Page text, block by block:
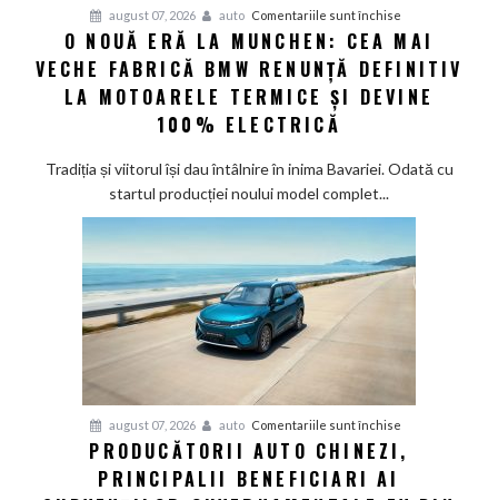
noi
august 07, 2026 auto Comentariile sunt închise
O
nouă
eră
Cea
BMW
renunță
și
100%
O NOUĂ ERĂ LA MUNCHEN: CEA MAI
VECHE FABRICĂ BMW RENUNȚĂ DEFINITIV
LA MOTOARELE TERMICE ȘI DEVINE
100% ELECTRICĂ
Tradiția și viitorul își dau întâlnire în inima Bavariei. Odată cu
startul producției noului model complet...
august 07, 2026 auto Comentariile sunt închise
PRODUCĂTORII AUTO CHINEZI,
PRINCIPALII BENEFICIARI AI